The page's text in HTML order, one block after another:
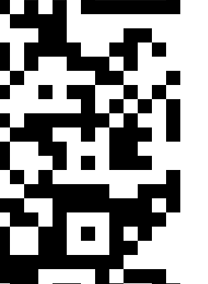
de récupération de
sont équipés de matériel
qualité, vous garantissant
complète et adaptée à vos
nos tarifs sont compétitifs
vous permettant de
à un stage de
à un stage de
points à Carcassonne chez